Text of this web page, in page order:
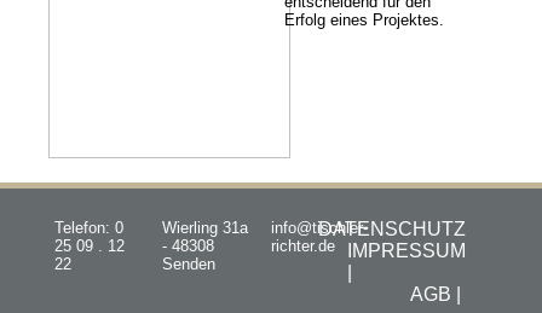
Erfolg eines Projektes.
Telefon: 0
25 09 . 12
22
Wierling 31a
- 48308
Senden
info@tischler-
richter.de
DATENSCHUTZ
IMPRESSUM
AGB |